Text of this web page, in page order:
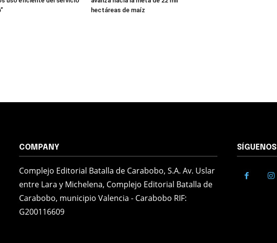
hectáreas de maíz
COMPANY
Complejo Editorial Batalla de Carabobo, S.A. Av. Uslar
entre Lara y Michelena, Complejo Editorial Batalla de
Carabobo, municipio Valencia - Carabobo RIF:
G200116609
SÍGUENOS